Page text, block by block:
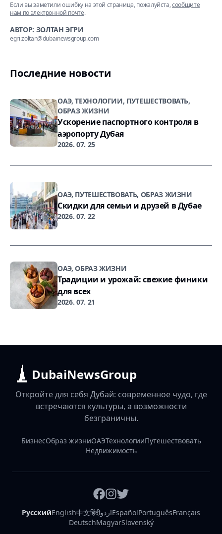
Если вы заметили ошибку на этой странице, пожалуйста,сообщите
нам по электронной почте.
АВТОР: ЗОЛТАН ЭГРИ
egri.zoltan@dubainewsgroup.com
Последние новости
ОАЭ, ТЕХНОЛОГИИ, ПУТЕШЕСТВОВАТЬ,
ОБРАЗ ЖИЗНИ
Ускорение паспортного контроля в
аэропорту Дубая
2026. 07. 25
ОАЭ, ПУТЕШЕСТВОВАТЬ, ОБРАЗ ЖИЗНИ
Скидки для семьи и друзей в Дубае
2026. 07. 22
ОАЭ, ОБРАЗ ЖИЗНИ
Традиции и урожай: свежие финики
для всех
2026. 07. 21
DubaiNewsGroup
Откройте для себя Дубай: современное чудо, где
встречаются культуры, а возможности
безграничны.
БизнесОбраз жизниОАЭТехнологииПутешествовать
Недвижимость
РусскийEnglish中文हिंदीاردوEspañolPortuguêsFrançais
DeutschMagyarSlovenský